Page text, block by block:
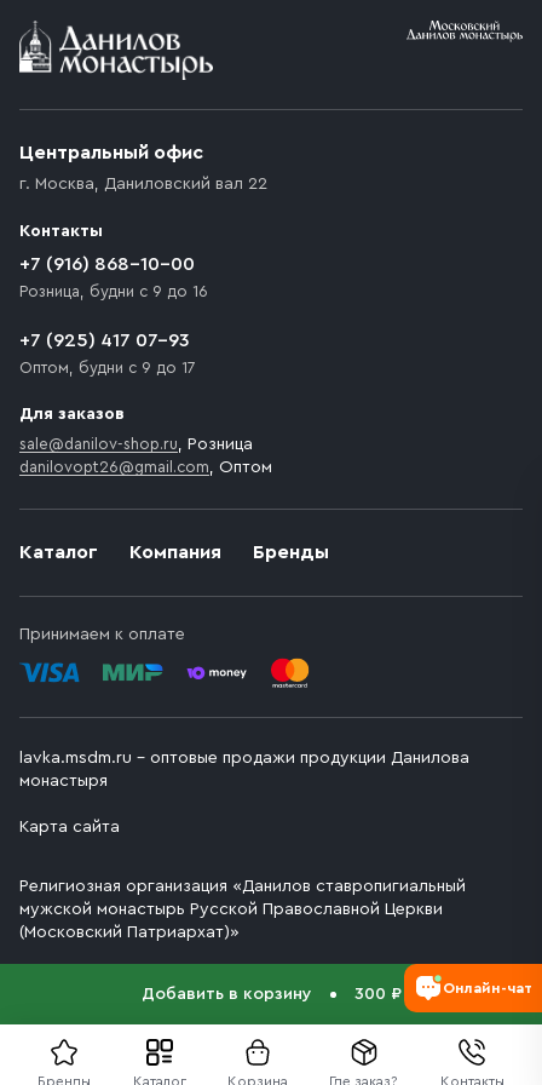
Бренды Каталог Корзина Где заказ? Контакты
Добавить в корзину 300 ₽
Условия доставки
возникают препятствия для подъезда автомобиля,
которое максимально близко к месту запланированной
движения. Если на территории места назначения
доставки предусмотрен платный въезд, то Покупателю
необходимо компенсировать стоимость въезда
Каталог Компания Бренды
Принимаем к оплате
Центральный офис
г. Москва, Даниловский вал 22
Контакты
+7 (916) 868-10-00
Розница, будни с 9 до 16
+7 (925) 417 07-93
Оптом, будни с 9 до 17
Для заказов
sale@danilov-shop.ru, Розница
danilovopt26@gmail.com, Оптом
lavka.msdm.ru – оптовые продажи продукции Данилова
монастыря
Карта сайта
Религиозная организация «Данилов ставропигиальный
мужской монастырь Русской Православной Церкви
(Московский Патриархат)»
Онлайн-чат